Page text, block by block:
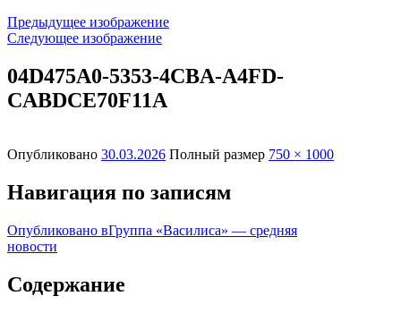
Предыдущее изображение
Следующее изображение
04D475A0-5353-4CBA-A4FD-
CABDCE70F11A
Опубликовано 30.03.2026 Полный размер 750 × 1000
Навигация по записям
Опубликовано вГруппа «Василиса» — средняя
новости
Содержание